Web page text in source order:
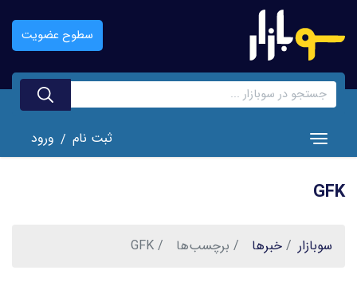
اصلی
سطوح عضویت
Toggle navigation ثبت نام / ورود
GFK
سوبازار خبر‌ها برچسب‌ها